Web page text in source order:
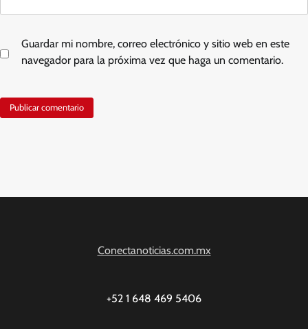
Guardar mi nombre, correo electrónico y sitio web en este
navegador para la próxima vez que haga un comentario.
Conectanoticias.com.mx
+52 1 648 469 5406